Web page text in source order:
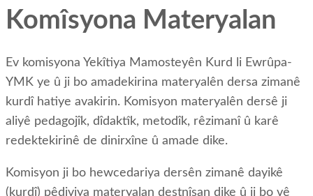
Komîsyona Materyalan
Ev komisyona Yekîtiya Mamosteyên Kurd li Ewrûpa-
YMK ye û ji bo amadekirina materyalên dersa zimanê
kurdî hatiye avakirin. Komisyon materyalên dersê ji
aliyê pedagojîk, dîdaktîk, metodîk, rêzimanî û karê
redektekirinê de dinirxîne û amade dike.
Komisyon ji bo hewcedariya dersên zimanê dayikê
(kurdî) pêdiviya materyalan destnîşan dike û ji bo vê